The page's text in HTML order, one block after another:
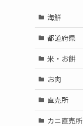
海鮮
都道府県
米・お餅
お肉
直売所
カニ直売所